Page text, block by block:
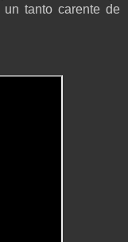
tanto carente de